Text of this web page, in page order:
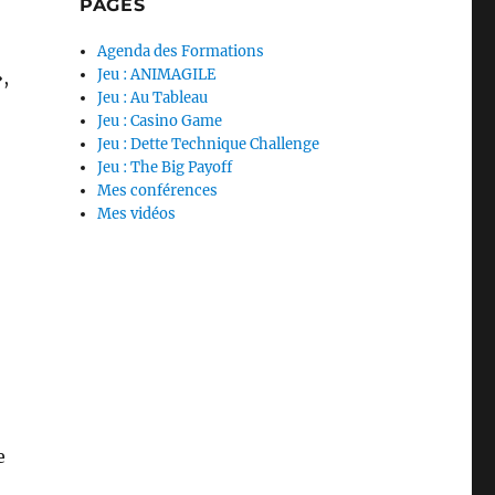
PAGES
Agenda des Formations
Jeu : ANIMAGILE
Jeu : Au Tableau
Jeu : Casino Game
Jeu : Dette Technique Challenge
Jeu : The Big Payoff
Mes conférences
Mes vidéos